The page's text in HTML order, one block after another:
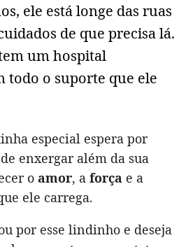
ele está longe das ruas
de que precisa lá.
um hospital
todo o suporte que ele
especial espera por
enxergar além da sua
o amor, a força e a
ele carrega.
por esse lindinho e deseja